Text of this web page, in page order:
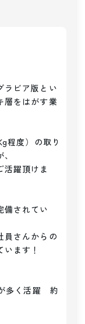
ラビア版とい
層をはがす業
程度）の取り
活躍頂けま
備されてい
員さんからの
ます！
多く活躍　約